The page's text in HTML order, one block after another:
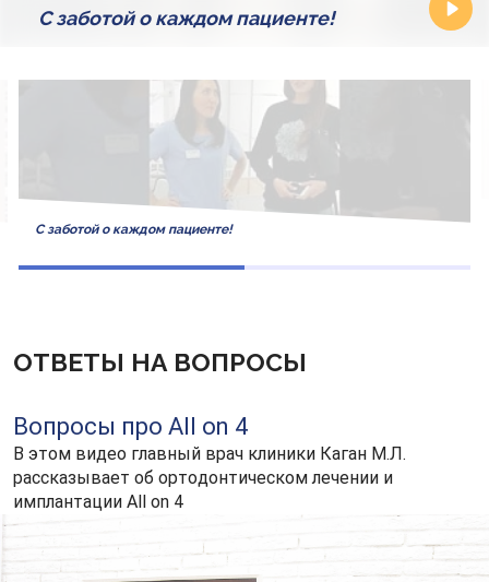
С заботой о каждом пациенте!
С заботой о каждом пациенте!
ОТВЕТЫ НА ВОПРОСЫ
Вопросы про All on 4
В этом видео главный врач клиники Каган М.Л.
рассказывает об ортодонтическом лечении и
имплантации All on 4